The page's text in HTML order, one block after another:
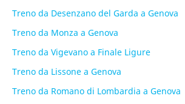
Treno da Desenzano del Garda a Genova
Treno da Monza a Genova
Treno da Vigevano a Finale Ligure
Treno da Lissone a Genova
Treno da Romano di Lombardia a Genova